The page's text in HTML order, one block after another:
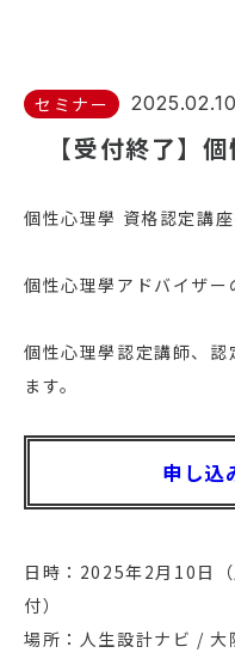
セミナー
【受付終了】
個性心理學 資格認定講座
個性心理學アドバイザー
個性心理學認定講師、
ます。
申し込
日時：2025年2月10日
付）
場所：人生設計ナビ /